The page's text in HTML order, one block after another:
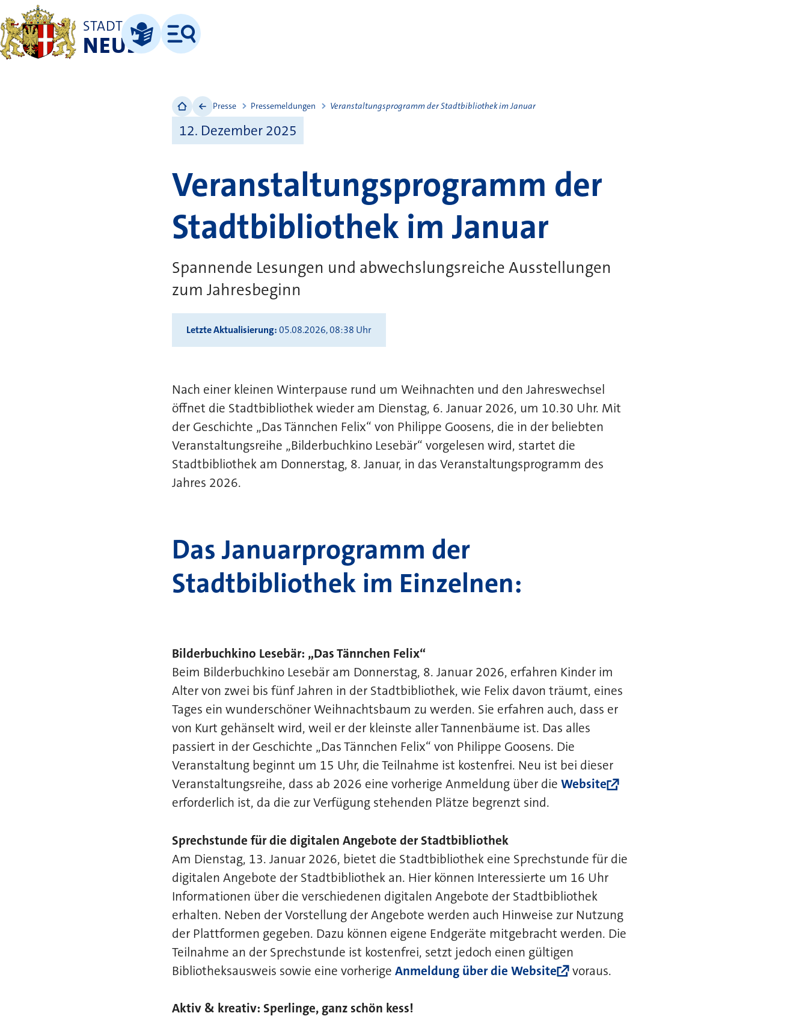
STADT
NEUSSLeichte Sprache
Menü
Presse Pressemeldungen Veranstaltungsprogramm der Stadtbibliothek im Januar
12. Dezember 2025
Veranstaltungsprogramm der
Stadtbibliothek im Januar
Spannende Lesungen und abwechslungsreiche Ausstellungen
zum Jahresbeginn
Letzte Aktualisierung 05.08.2026, 08:38 Uhr
Nach einer kleinen Winterpause rund um Weihnachten und den Jahreswechsel
öffnet die Stadtbibliothek wieder am Dienstag, 6. Januar 2026, um 10.30 Uhr. Mit
der Geschichte „Das Tännchen Felix“ von Philippe Goosens, die in der beliebten
Veranstaltungsreihe „Bilderbuchkino Lesebär“ vorgelesen wird, startet die
Stadtbibliothek am Donnerstag, 8. Januar, in das Veranstaltungsprogramm des
Jahres 2026.
Das Januarprogramm der
Stadtbibliothek im Einzelnen:
Bilderbuchkino Lesebär: „Das Tännchen Felix“
Beim Bilderbuchkino Lesebär am Donnerstag, 8. Januar 2026, erfahren Kinder im
Alter von zwei bis fünf Jahren in der Stadtbibliothek, wie Felix davon träumt, eines
Tages ein wunderschöner Weihnachtsbaum zu werden. Sie erfahren auch, dass er
von Kurt gehänselt wird, weil er der kleinste aller Tannenbäume ist. Das alles
passiert in der Geschichte „Das Tännchen Felix“ von Philippe Goosens. Die
Veranstaltung beginnt um 15 Uhr, die Teilnahme ist kostenfrei. Neu ist bei dieser
Veranstaltungsreihe, dass ab 2026 eine vorherige Anmeldung über die Website
erforderlich ist, da die zur Verfügung stehenden Plätze begrenzt sind.
Sprechstunde für die digitalen Angebote der Stadtbibliothek
Am Dienstag, 13. Januar 2026, bietet die Stadtbibliothek eine Sprechstunde für die
digitalen Angebote der Stadtbibliothek an. Hier können Interessierte um 16 Uhr
Informationen über die verschiedenen digitalen Angebote der Stadtbibliothek
erhalten. Neben der Vorstellung der Angebote werden auch Hinweise zur Nutzung
der Plattformen gegeben. Dazu können eigene Endgeräte mitgebracht werden. Die
Teilnahme an der Sprechstunde ist kostenfrei, setzt jedoch einen gültigen
Bibliotheksausweis sowie eine vorherige Anmeldung über die Website voraus.
Aktiv & kreativ: Sperlinge, ganz schön kess!